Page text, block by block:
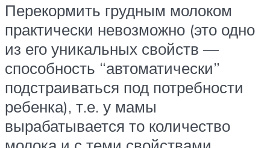
Перекормить грудным молоком
практически невозможно (это одно
из его уникальных свойств —
способность “автоматически”
подстраиваться под потребности
ребенка), т.е. у мамы
вырабатывается то количество